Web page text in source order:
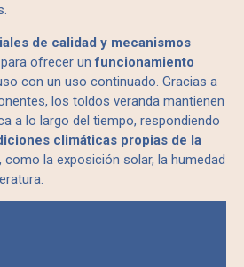
de calidad y mecanismos
ofrecer unfuncionamiento
con un uso continuado. Gracias a
los toldos veranda mantienen
a lo largo del tiempo, respondiendo
climáticas propias de la
, como la exposición solar, la humedad